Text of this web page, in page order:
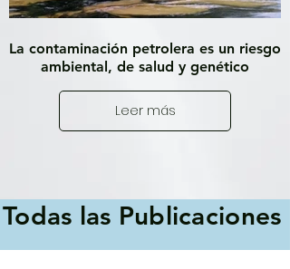
La contaminación petrolera es un riesgo
ambiental, de salud y genético
Leer más
Todas las Publicaciones